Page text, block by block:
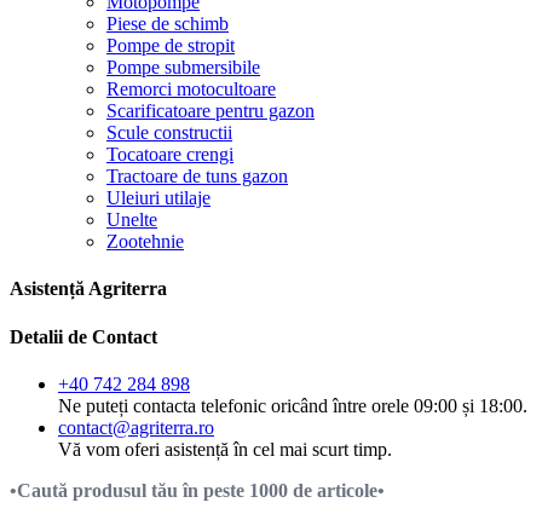
Piese de schimb
Pompe de stropit
Pompe submersibile
Remorci motocultoare
Scarificatoare pentru gazon
Scule constructii
Tocatoare crengi
Tractoare de tuns gazon
Uleiuri utilaje
Unelte
Zootehnie
Asistență Agriterra
Detalii de Contact
+40 742 284 898
Ne puteți contacta telefonic oricând între orele 09:00 și 18:00.
contact@agriterra.ro
Vă vom oferi asistență în cel mai scurt timp.
•Caută produsul tău în peste 1000 de articole•